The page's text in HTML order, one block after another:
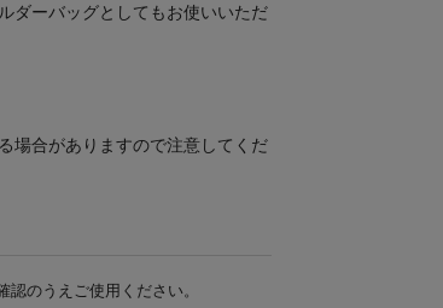
ダーバッグとしてもお使いいただ
場合がありますので注意してくだ
のうえご使用ください。